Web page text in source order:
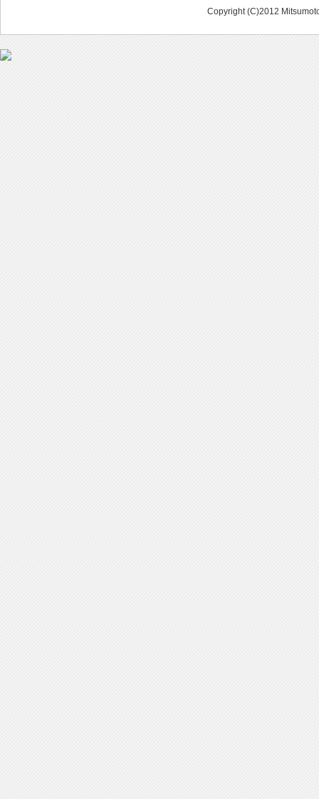
Copyright (C)2012